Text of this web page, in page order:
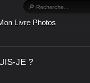
Livre Photos
JE ?